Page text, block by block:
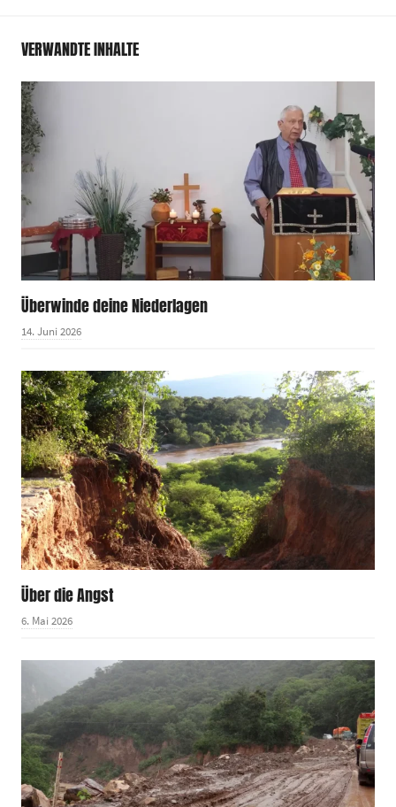
VERWANDTE INHALTE
Überwinde deine Niederlagen
14. Juni 2026
Über die Angst
6. Mai 2026